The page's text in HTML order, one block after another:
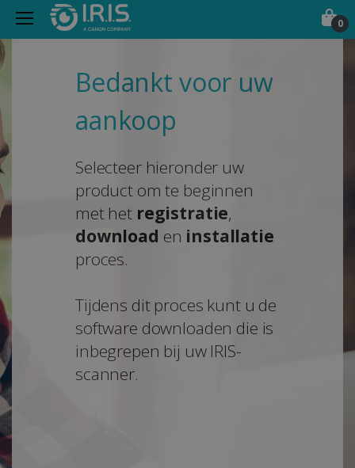
0
Bedankt voor uw
aankoop
Selecteer hieronder uw
product om te beginnen
met het registratie,
download en installatie
proces.
Tijdens dit proces kunt u de
software downloaden die is
inbegrepen bij uw IRIS-
scanner.